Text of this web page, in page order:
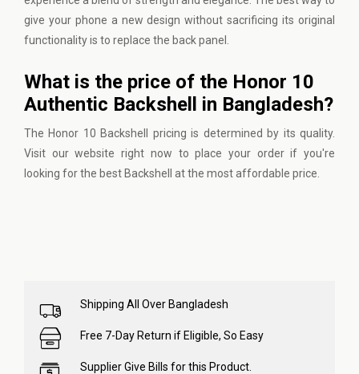
give your phone a new design without sacrificing its original
functionality is to replace the back panel.
What is the price of the Honor 10
Authentic Backshell in Bangladesh?
The Honor 10 Backshell pricing is determined by its quality.
Visit our website right now to place your order if you're
looking for the best Backshell at the most affordable price.
Shipping All Over Bangladesh
Free 7-Day Return if Eligible, So Easy
Supplier Give Bills for this Product.